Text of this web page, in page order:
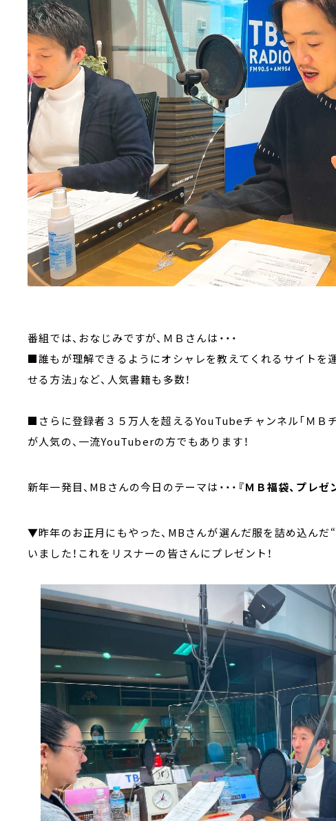
番組では、おなじみですが、ＭＢさんは・・・
■誰もが理解できるようにオシャレを教えてくれるサイトを
せる方法」など、人気書籍も多数！
■さらに登録者３５万人を超えるYouTubeチャンネル「ＭＢ
が人気の、一流YouTuberの方でもあります！
新年一発目、MBさんの今日のテーマは・・・ 『ＭＢ福袋、プレゼ
▼昨年のお正月にもやった、MBさんが選んだ服を詰め込んだ
いました！これをリスナーの皆さんにプレゼント！